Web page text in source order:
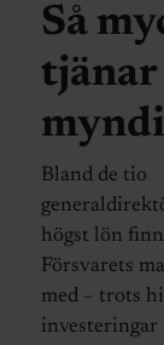
Så
tjänar
Bland de tio
högst lön
Försvarets
med – trots
investeringar